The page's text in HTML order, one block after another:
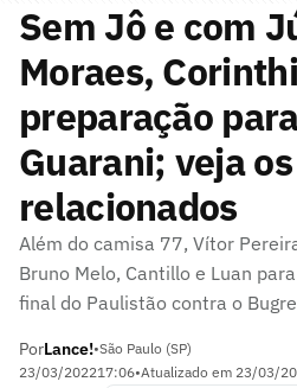
Sem Jô e com
Moraes,
preparação
Guarani; veja os
relacionados
Além do camisa 77, Vítor
Bruno Melo, Cantillo e Luan
final do Paulistão contra o Bugre
PorLance!•São Paulo (SP)
23/03/202217:06•Atualizado em 23/03/